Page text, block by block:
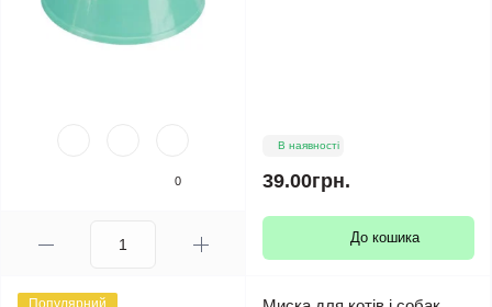
0
В наявності
39.00грн.
До кошика